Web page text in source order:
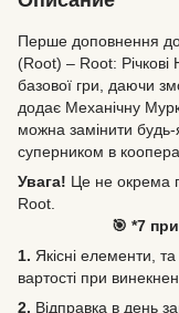
Перше доповнення до
(Root) – Root:
базової гри, даючи
додає Механічну
можна замінити
суперником в
Увага! Це не окрема
Root.
🎯 *7
1. Якісні елементи,
вартості при
2. Відправка в день